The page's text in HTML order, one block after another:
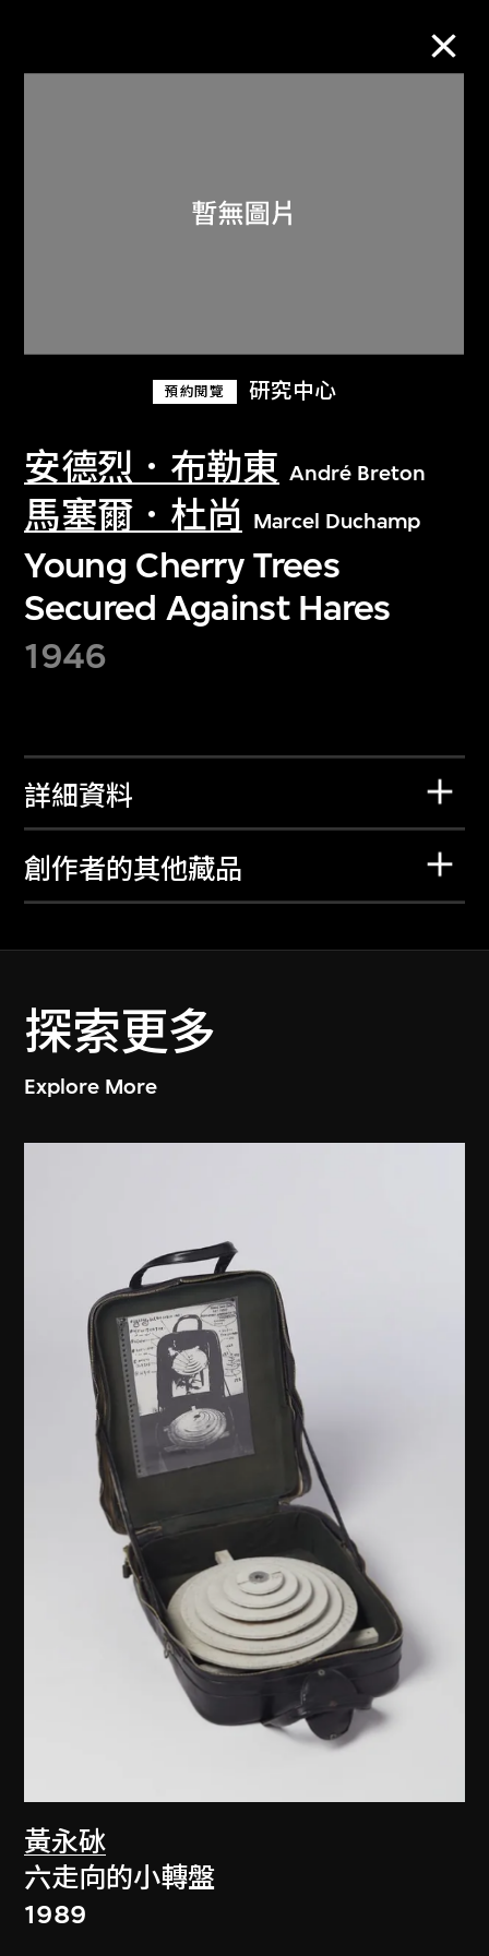
預約閱覽 研究中心
安德烈．布勒東 André Breton
馬塞爾．杜尚 Marcel Duchamp
Young Cherry Trees
Secured Against Hares
1946
詳細資料
創作者的其他藏品
探索更多
Explore More
黃永砅
六走向的小轉盤
1989
關於M+藏品
探索世界頂級的二十及二十一世紀視覺
文化藏品。